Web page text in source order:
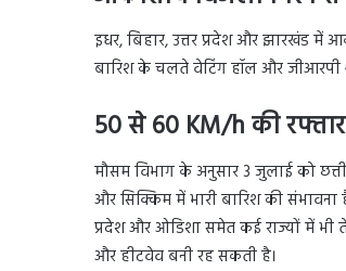
इधर, बिहार, उत्तर प्रदेश और झारखंड में
बारिश के चलते वेटिंग हॉल और जीआरपी
50 से 60 KM/h की
मौसम विभाग के अनुसार 3 जुलाई को
और सिक्किम में भारी बारिश की
प्रदेश और ओडिशा समेत कई राज्यों में भी
और हीटवेव बनी रह सकती है।